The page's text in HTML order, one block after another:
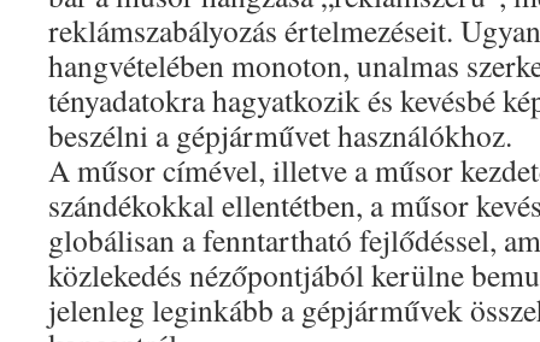
reklámszabályozás értelmezéseit.
hangvételében monoton, unalmas
tényadatokra hagyatkozik és kevésbé
beszélni a gépjárművet használókhoz.
A műsor címével, illetve a műsor
szándékokkal ellentétben, a műsor
globálisan a fenntartható fejlődéssel,
közlekedés nézőpontjából kerülne
jelenleg leginkább a gépjárművek